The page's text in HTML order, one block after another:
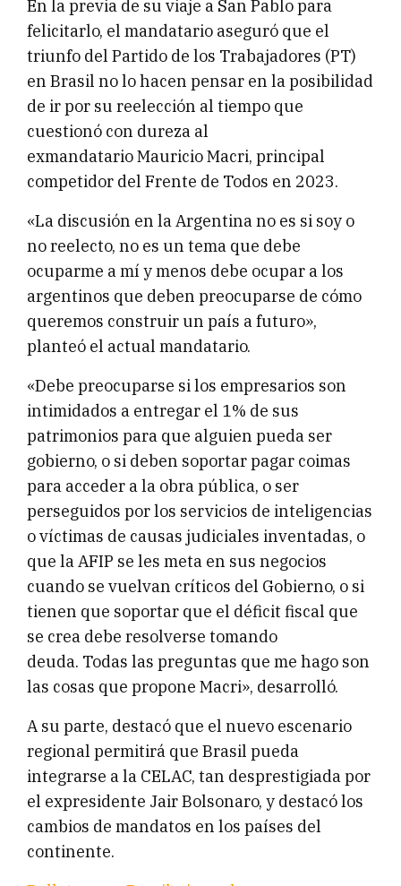
En la previa de su viaje a San Pablo para
felicitarlo, el mandatario aseguró que el
triunfo del Partido de los Trabajadores (PT)
en Brasil no lo hacen pensar en la posibilidad
de ir por su reelección al tiempo que
cuestionó con dureza al
exmandatario Mauricio Macri, principal
competidor del Frente de Todos en 2023.
«La discusión en la Argentina no es si soy o
no reelecto, no es un tema que debe
ocuparme a mí y menos debe ocupar a los
argentinos que deben preocuparse de cómo
queremos construir un país a futuro»,
planteó el actual mandatario.
«Debe preocuparse si los empresarios son
intimidados a entregar el 1% de sus
patrimonios para que alguien pueda ser
gobierno, o si deben soportar pagar coimas
para acceder a la obra pública, o ser
perseguidos por los servicios de inteligencias
o víctimas de causas judiciales inventadas, o
que la AFIP se les meta en sus negocios
cuando se vuelvan críticos del Gobierno, o si
tienen que soportar que el déficit fiscal que
se crea debe resolverse tomando
deuda. Todas las preguntas que me hago son
las cosas que propone Macri», desarrolló.
A su parte, destacó que el nuevo escenario
regional permitirá que Brasil pueda
integrarse a la CELAC, tan desprestigiada por
el expresidente Jair Bolsonaro, y destacó los
cambios de mandatos en los países del
continente.